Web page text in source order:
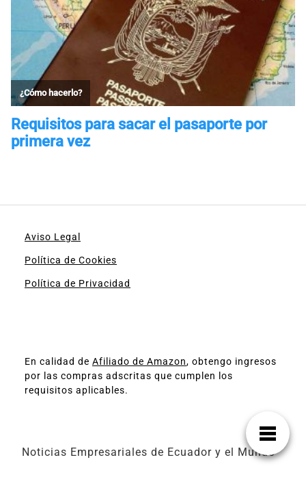
Aviso Legal
Política de Cookies
Política de Privacidad
En calidad de Afiliado de Amazon, obtengo ingresos
por las compras adscritas que cumplen los
requisitos aplicables.
Noticias Empresariales de Ecuador y el Mundo